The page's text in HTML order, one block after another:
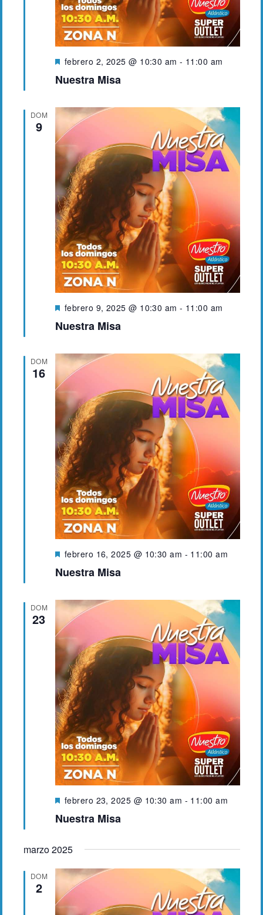
Nuestra Misa
D
s
a
c
a
d
o
febrero 2, 2025 @ 10:30 am - 11:00 am
DOM
9
Nuestra Misa
D
s
a
c
a
d
o
febrero 9, 2025 @ 10:30 am - 11:00 am
DOM
16
Nuestra Misa
D
s
a
c
a
d
o
febrero 16, 2025 @ 10:30 am - 11:00 am
DOM
23
Nuestra Misa
D
s
a
c
a
d
o
febrero 23, 2025 @ 10:30 am - 11:00 am
marzo 2025
DOM
2